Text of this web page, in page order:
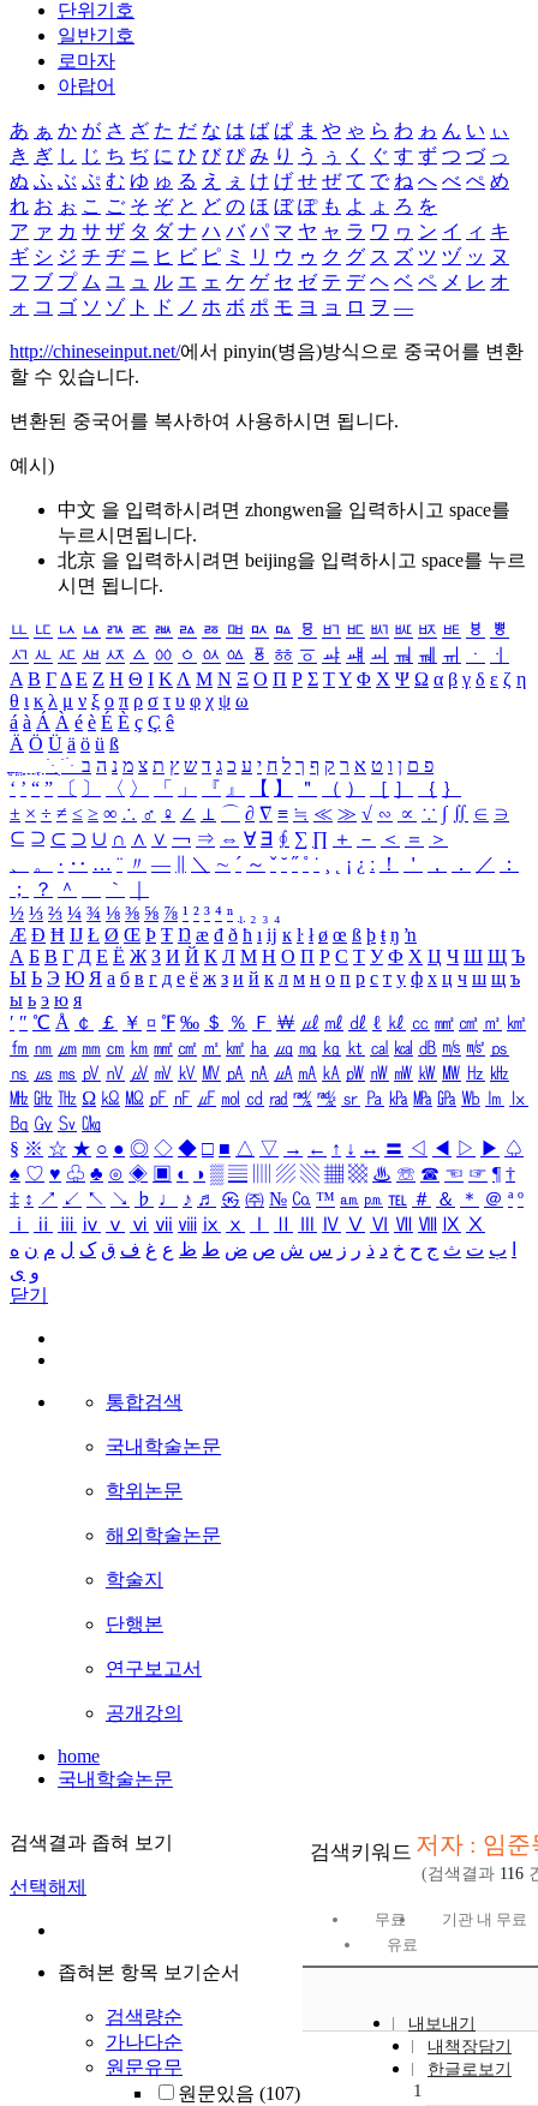
단위기호
일반기호
로마자
아랍어
あ ぁ か が さ ざ た だ な は ば ぱ ま や ゃ ら わ ゎ ん い ぃ
き ぎ し じ ち ぢ に ひ び ぴ み り う ぅ く ぐ す ず つ づ っ
ぬ ふ ぶ ぷ む ゆ ゅ る え ぇ け げ せ ぜ て で ね へ べ ぺ め
れ お ぉ こ ご そ ぞ と ど の ほ ぼ ぽ も よ ょ ろ を
ア ァ カ サ ザ タ ダ ナ ハ バ パ マ ヤ ャ ラ ワ ヮ ン イ ィ キ
ギ シ ジ チ ヂ ニ ヒ ビ ピ ミ リ ウ ゥ ク グ ス ズ ツ ヅ ッ ヌ
フ ブ プ ム ユ ュ ル エ ェ ケ ゲ セ ゼ テ デ ヘ ベ ペ メ レ オ
ォ コ ゴ ソ ゾ ト ド ノ ホ ボ ポ モ ヨ ョ ロ ヲ ―
http://chineseinput.net/에서 pinyin(병음)방식으로 중국어를 변환
할 수 있습니다.
변환된 중국어를 복사하여 사용하시면 됩니다.
예시)
中文 을 입력하시려면 zhongwen을 입력하시고 space를
누르시면됩니다.
北京 을 입력하시려면 beijing을 입력하시고 space를 누르
시면 됩니다.
ㅥ ㅦ ㅧ ㅨ ㅩ ㅪ ㅫ ㅬ ㅭ ㅮ ㅯ ㅰ ㅱ ㅲ ㅳ ㅴ ㅵ ㅶ ㅷ ㅸ
ㅹ
ㅺ ㅻ ㅼ ㅽ ㅾ ㅿ ㆀ ㆁ ㆂ ㆃ ㆄ ㆅ ㆆ ㆇ ㆈ ㆉ ㆊ ㆋ ㆌ ㆍ
ㆎ
Α Β ΓΔ Ε Ζ Η Θ Ι ΚΛ Μ Ν Ξ Ο Π Ρ Σ ΤΥ Φ Χ Ψ Ω α β γ δ ε ζ η
θ ι κ λ μ ν ξ ο π ρ σ τ υ φ χ ψ ω
á à Á À é è É È ç Ç ê
Ä Ö Ü ä ö ü ß
ִֶֹ ֻּ ׁׂ פ ם ן ו ט א ר ק ף ך ל ח י ע כ ג ד ש ץ ת צ מ נ ה ב
‘ ’ “ ” 〔 〕 〈 〉 「 」 『 』 【 】 ＂ （ ） ［ ］ ｛ ｝
± × ÷ ≠ ≤ ≥ ∞ ∴ ♂ ♀ ∠ ⊥ ⌒ ∂ ∇ ≡ ≒ ≪ ≫ √ ∽ ∝ ∵ ∫ ∬ ∈ ∋
⊆ ⊇ ⊂ ⊃ ∪ ∩ ∧ ∨ ￢ ⇒ ⇔ ∀ ∃ ∮ ∑ ∏ ＋ － ＜ ＝
＞
、
。 · ‥ … ¨ 〃 ― ＼ ∼ ´ ～ ˇ ˘ ˝ ˚ ˙ ¸ ¡ ¿ ː ！ ＇ ， ． ／
：
；
？ ＾ ｀
½ ⅓ ⅔ ¼ ¾ ⅛ ⅜ ⅝ ⅞ ¹ ² ³ ⁴ ⁿ ₁ ₂ ₃ ₄
Æ Ð Ħ Ĳ Ł Ø Œ Þ Ŧ Ŋ æ đ ð ħ ı ĳ ĸ ŀ ł ø œ ß þ ŧ ŋ ŉ
А Б В Г Д Е Ё Ж З И Й К Л М Н О П Р С Т У Ф Х Ц Ч Ш Щ Ъ
Ы Ь Э Ю Я а б в г д е ё ж з и й к л м н о п р с т у ф х ц ч ш щ ъ
ы ь э ю я
′ ″ ℃ Å ￠ ￡ ￥ ¤ ℉ ‰ ＄ ％ Ｆ ￦ ㎕ ㎖ ㎗ ℓ ㎘ ㏄ ㎣ ㎤ ㎥ ㎦
㎙ ㎚ ㎛ ㎜ ㎝ ㎞ ㎟ ㎠ ㎡ ㎢ ㏊ ㎍ ㎎ ㎏ ㏏ ㎈ ㎉ ㏈ ㎧ ㎨ ㎰
㎱ ㎲ ㎳ ㎴ ㎵ ㎶ ㎷ ㎸ ㎹ ㎀ ㎁ ㎂ ㎃ ㎄ ㎺ ㎻ ㎽ ㎾ ㎿ ㎐ ㎑
㎒ ㎓ ㎔ Ω ㏀ ㏁ ㎊ ㎋ ㎌ ㏖ ㏅ ㎭ ㎮ ㎯ ㏛ ㎩ ㎪ ㎫ ㎬ ㏝ ㏐
㏓
㏃ ㏉ ㏜ ㏆
§ ※ ☆ ★ ○ ● ◎ ◇ ◆ □ ■ △ ▽ → ← ↑ ↓ ↔ 〓 ◁ ◀ ▷ ▶ ♤
♠ ♡ ♥ ♧ ♣ ⊙ ◈ ▣ ◐ ◑ ▒ ▤ ▨ ▧ ▦ ▩ ♨ ☏ ☎ ☜ ☞ ¶ †
‡ ↕ ↗ ↙ ↖ ↘ ♭ ♩ ♪ ♬ ㉿ ㈜ № ㏇ ™ ㏂ ㏘ ℡ ＃ ＆ ＊ ＠ ª º
ⅰ
ⅱ ⅲ ⅳ ⅴ ⅵ ⅶ ⅷ ⅸ ⅹ Ⅳ Ⅴ Ⅵ Ⅶ Ⅷ Ⅸ Ⅹ
ب ت ث ج ح خ د ذ ر ز س ش ص ض ط ظ ع غ ف ق ک ل م ن ه
و ی
닫기
통합검색
국내학술논문
학위논문
해외학술논문
학술지
단행본
연구보고서
공개강의
home
국내학술논문
검색결과 좁혀 보기
선택해제
좁혀본 항목 보기순서
검색량순
가나다순
원문유무
원문있음 (107)
검색키워드 저자 : 임준
(검색결과 116
무료
기관 내 무료
유료
내보내기
내책장담기
한글로보기
1